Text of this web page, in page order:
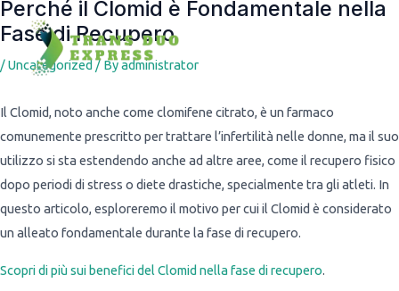
Perché il Clomid è Fondamentale nella
Fase di Recupero
/Uncategorized/ Byadministrator
Il Clomid, noto anche come clomifene citrato, è un farmaco
comunemente prescritto per trattare l’infertilità nelle donne, ma il suo
utilizzo si sta estendendo anche ad altre aree, come il recupero fisico
dopo periodi di stress o diete drastiche, specialmente tra gli atleti. In
questo articolo, esploreremo il motivo per cui il Clomid è considerato
un alleato fondamentale durante la fase di recupero.
Scopri di più sui benefici del Clomid nella fase di recupero.
Post
navigation